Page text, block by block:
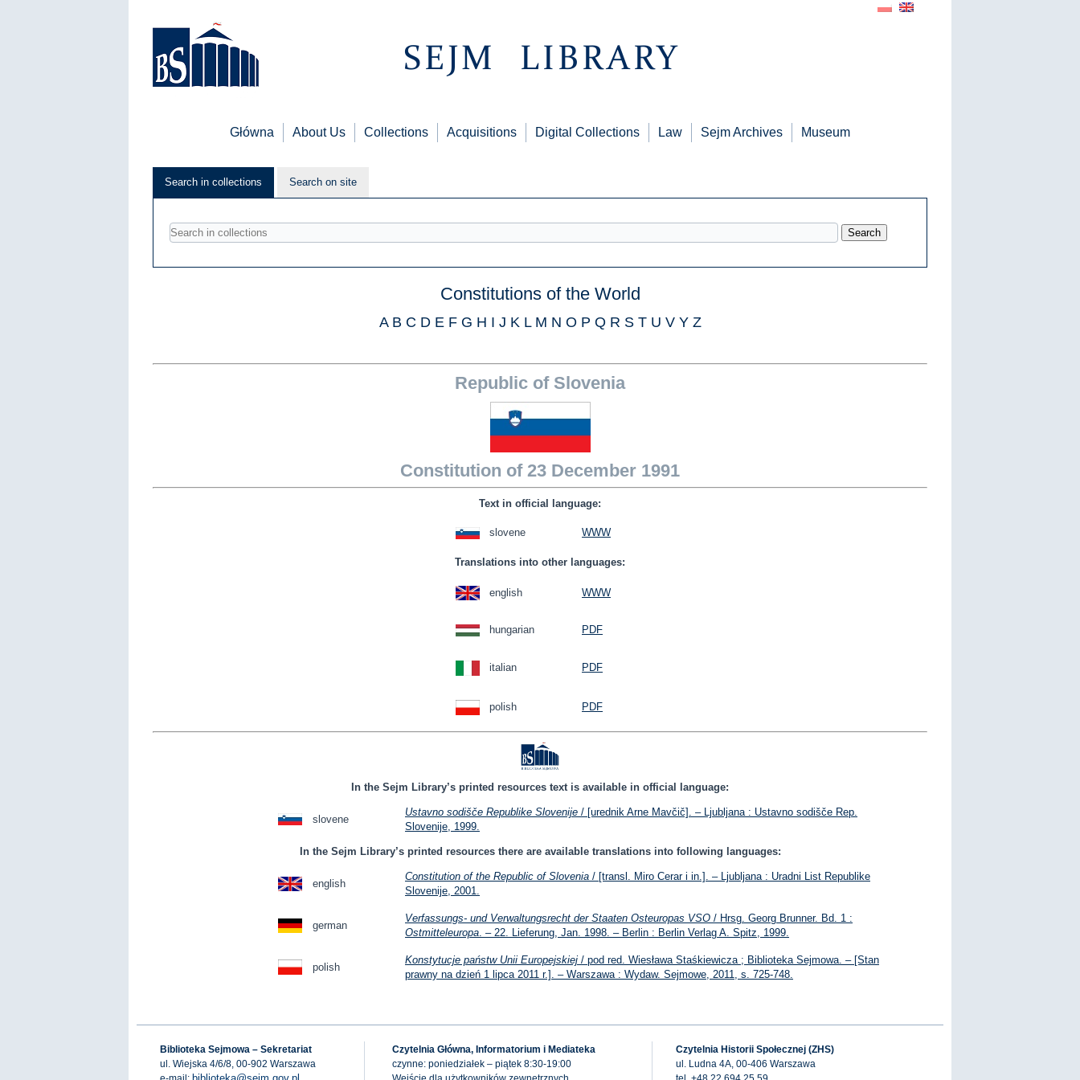
Główna About Us Collections Acquisitions Digital Collections Law Sejm Archives Museum
Search in collections Search on site
Constitutions of the World
A B C D E F G H I J K L M N O P Q R S T U V Y Z
Republic of Slovenia
Constitution of 23 December 1991
Text in official language:
slovene WWW
Translations into other languages:
english WWW
hungarian PDF
italian PDF
polish PDF
In the Sejm Library’s printed resources text is available in official language:
slovene
Ustavno sodišče Republike Slovenije / [urednik Arne Mavčič]. – Ljubljana : Ustavno sodišče Rep.
Slovenije, 1999.
In the Sejm Library’s printed resources there are available translations into following languages:
english
Constitution of the Republic of Slovenia / [transl. Miro Cerar i in.]. – Ljubljana : Uradni List Republike
Slovenije, 2001.
german
Verfassungs- und Verwaltungsrecht der Staaten Osteuropas VSO / Hrsg. Georg Brunner. Bd. 1 :
Ostmitteleuropa . – 22. Lieferung, Jan. 1998. – Berlin : Berlin Verlag A. Spitz, 1999.
polish
Konstytucje państw Unii Europejskiej / pod red. Wiesława Staśkiewicza ; Biblioteka Sejmowa. – [Stan
prawny na dzień 1 lipca 2011 r.]. – Warszawa : Wydaw. Sejmowe, 2011, s. 725-748.
Biblioteka Sejmowa – Sekretariat
ul. Wiejska 4/6/8, 00-902 Warszawa
Czytelnia Główna, Informatorium i Mediateka
czynne: poniedziałek – piątek 8:30-19:00
Czytelnia Historii Społecznej (ZHS)
ul. Ludna 4A, 00-406 Warszawa